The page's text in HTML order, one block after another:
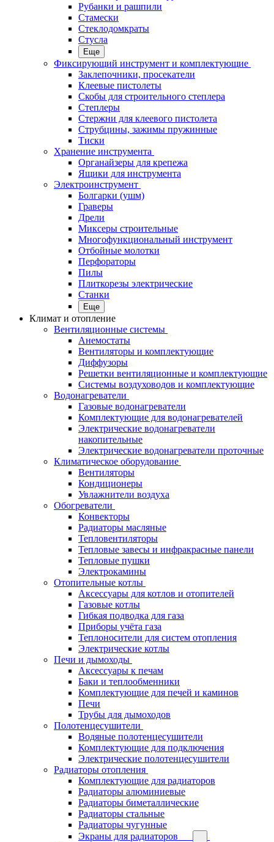
Рубанки и рашпили
Стамески
Стеклодомкраты
Стусла
Еще
Фиксирующий инструмент и комплектующие
Заклепочники, просекатели
Клеевые пистолеты
Скобы для строительного степлера
Степлеры
Стержни для клеевого пистолета
Струбцины, зажимы пружинные
Тиски
Хранение инструмента
Органайзеры для крепежа
Ящики для инструмента
Электроинструмент
Болгарки (ушм)
Граверы
Дрели
Миксеры строительные
Многофункциональный инструмент
Отбойные молотки
Перфораторы
Пилы
Плиткорезы электрические
Станки
Еще
Климат и отопление
Вентиляционные системы
Анемостаты
Вентиляторы и комплектующие
Диффузоры
Решетки вентиляционные и комплектующие
Системы воздуховодов и комплектующие
Водонагреватели
Газовые водонагреватели
Комплектующие для водонагревателей
Электрические водонагреватели
накопительные
Электрические водонагреватели проточные
Климатическое оборудование
Вентиляторы
Кондиционеры
Увлажнители воздуха
Обогреватели
Конвекторы
Радиаторы масляные
Тепловентиляторы
Тепловые завесы и инфракрасные панели
Тепловые пушки
Электрокамины
Отопительные котлы
Аксессуары для котлов и отопителей
Газовые котлы
Гибкая подводка для газа
Приборы учёта газа
Теплоносители для систем отопления
Электрические котлы
Печи и дымоходы
Аксессуары к печам
Баки и теплообменники
Комплектующие для печей и каминов
Печи
Трубы для дымоходов
Полотенцесушители
Водяные полотенцесушители
Комплектующие для подключения
Электрические полотенцесушители
Радиаторы отопления
Комплектующие для радиаторов
Радиаторы алюминиевые
Радиаторы биметаллические
Радиаторы стальные
Радиаторы чугунные
Экраны для радиаторов